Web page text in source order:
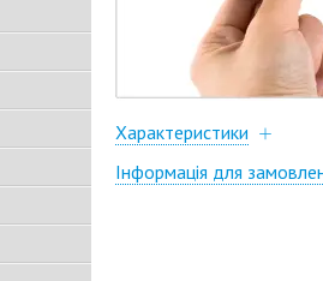
Характеристики
Інформація для